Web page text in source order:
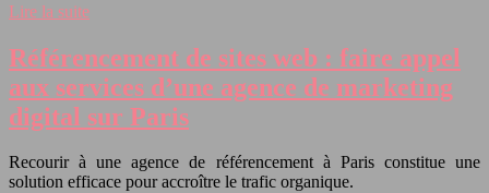
Lire la suite
Référencement de sites web : faire appel
aux services d’une agence de marketing
digital sur Paris
Recourir à une agence de référencement à Paris constitue une
solution efficace pour accroître le trafic organique.